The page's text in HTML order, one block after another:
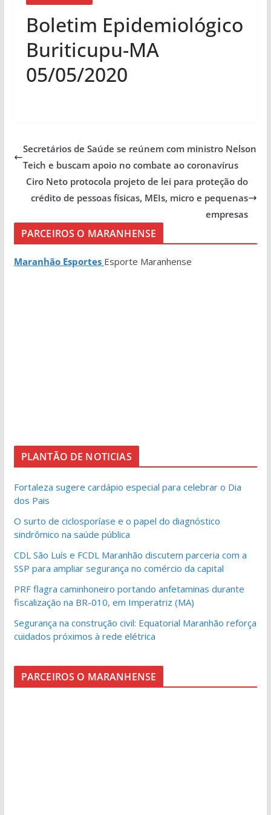
Boletim Epidemiológico
Buriticupu-MA
05/05/2020
Secretários de Saúde se reúnem com ministro Nelson
Teich e buscam apoio no combate ao coronavírus
Ciro Neto protocola projeto de lei para proteção do
crédito de pessoas físicas, MEIs, micro e pequenas
empresas
PARCEIROS O MARANHENSE
Maranhão Esportes Esporte Maranhense
PLANTÃO DE NOTICIAS
Fortaleza sugere cardápio especial para celebrar o Dia
dos Pais
O surto de ciclosporíase e o papel do diagnóstico
sindrômico na saúde pública
CDL São Luís e FCDL Maranhão discutem parceria com a
SSP para ampliar segurança no comércio da capital
PRF flagra caminhoneiro portando anfetaminas durante
fiscalização na BR-010, em Imperatriz (MA)
Segurança na construção civil: Equatorial Maranhão reforça
cuidados próximos à rede elétrica
PARCEIROS O MARANHENSE